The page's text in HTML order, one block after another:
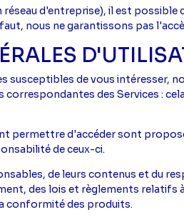
d'entreprise), il est possible
nous ne garantissons pas
de vous intéresser,
des Services :
permettre d'accéder sont
de ceux-ci.
de leurs contenus et du
des lois et règlements relatifs
conformité des produits.